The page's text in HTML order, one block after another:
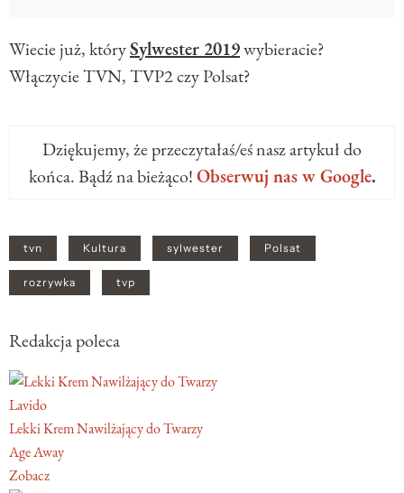
Wiecie już, którySylwester 2019wybieracie?
Włączycie TVN, TVP2 czy Polsat?
Dziękujemy, że przeczytałaś/eś nasz artykuł do
końca. Bądź na bieżąco!Obserwuj nas w Google.
tvn Kultura sylwester Polsat
rozrywka tvp
Redakcja poleca
Lavido
Lekki Krem Nawilżający do Twarzy
Age Away
Zobacz